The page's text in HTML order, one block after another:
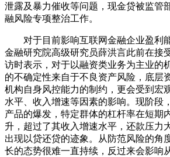
泄露及暴力催收等问题，现金贷被监管
融风险专项整治工作。
对于目前影响互联网金融企业盈利
金融研究院高级研究员薛洪言此前在接
访时表示，对于以融资类业务为主业的
的不确定性来自于不良资产风险，底层
机构自身风控能力的制约，更会受到宏
水平、收入增速等因素的影响。现阶段
产品的爆发，特定群体的杠杆率在短期
升，超过了其收入增速水平，还款压力
出现以贷还贷的迹象。从防范风险的角
长的态势很难一直持续，反过来会影响